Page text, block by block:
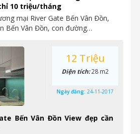
10 triệu/tháng
mại River Gate Bến Vân Đồn,
Bến Vân Đồn, con đường…
Bến Vân Đồn View đẹp cần
12 Triệu
Diện tích:28 m2
Ngày đăng: 24-11-2017